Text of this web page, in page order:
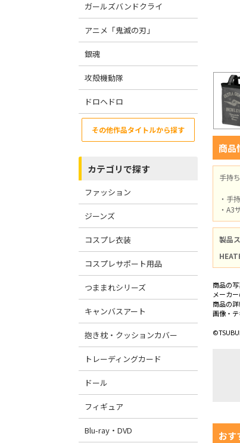
ガールズバンドクライ
アニメ「鬼滅の刃」
銀魂
攻殻機動隊
ドロヘドロ
その他作品タイトルから探す
カテゴリで探す
ファッション
ジーンズ
コスプレ衣装
コスプレサポート用品
つままれシリーズ
キャンバスアート
抱き枕・クッションカバー
トレーディングカード
ドール
フィギュア
Blu-ray・DVD
商品
手持
・手
・A3
製品
商品の
メーカ
商品の
画像・
おす